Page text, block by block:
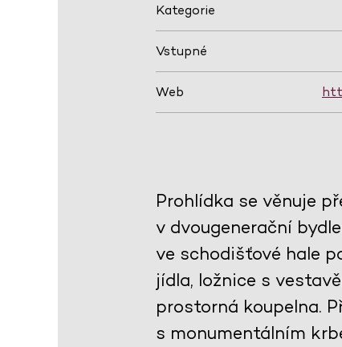
Kategorie
Vstupné
Web
Prohlídka se věnuje
v dvougenerační
ve schodišťové hale
jídla, ložnice s
prostorná koupelna.
s monumentálním